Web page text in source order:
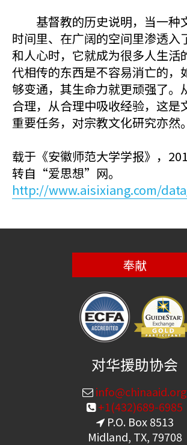
基督教的历史说明，当一种
时间里、在广阔的空间里渗透入
和人心时，它就成为很多人生活
代相传的东西是不容易消亡的，
够变通，其生命力就更顽强了。
合理，从合理中吸收经验，这是
重要任务，对宗教文化研究亦然。
载于《安徽师范大学学报》，
转自“爱思想”网。
http://www.aisixiang.com/
奉献
对华援助协会
info@chinaaid.org
+1(432)689-6985
P.O. Box 8513
Midland, TX, 79708